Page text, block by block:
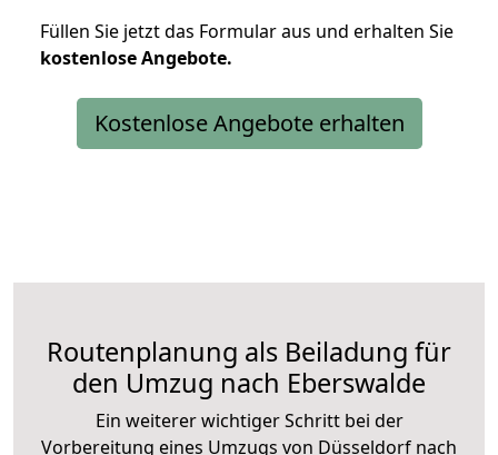
Füllen Sie jetzt das Formular aus und erhalten Sie
kostenloseAngebote.
Kostenlose Angebote erhalten
Routenplanung als Beiladung für
den Umzug nach Eberswalde
Ein weiterer wichtiger Schritt bei der
Vorbereitung eines Umzugs von Düsseldorf nach